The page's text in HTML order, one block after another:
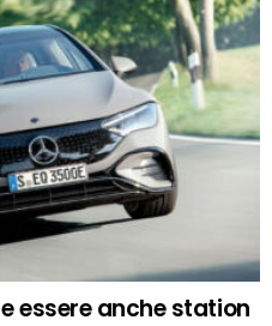
essere anche station